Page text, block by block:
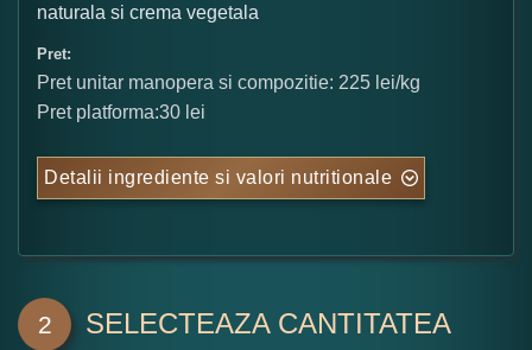
naturala si crema vegetala
Pret:
Pret unitar manopera si compozitie: 225 lei/kg
Pret platforma:30 lei
Detalii ingrediente si valori nutritionale
2 SELECTEAZA CANTITATEA